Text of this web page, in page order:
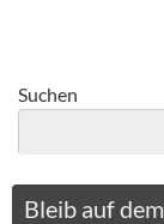
Suchen
Bleib auf